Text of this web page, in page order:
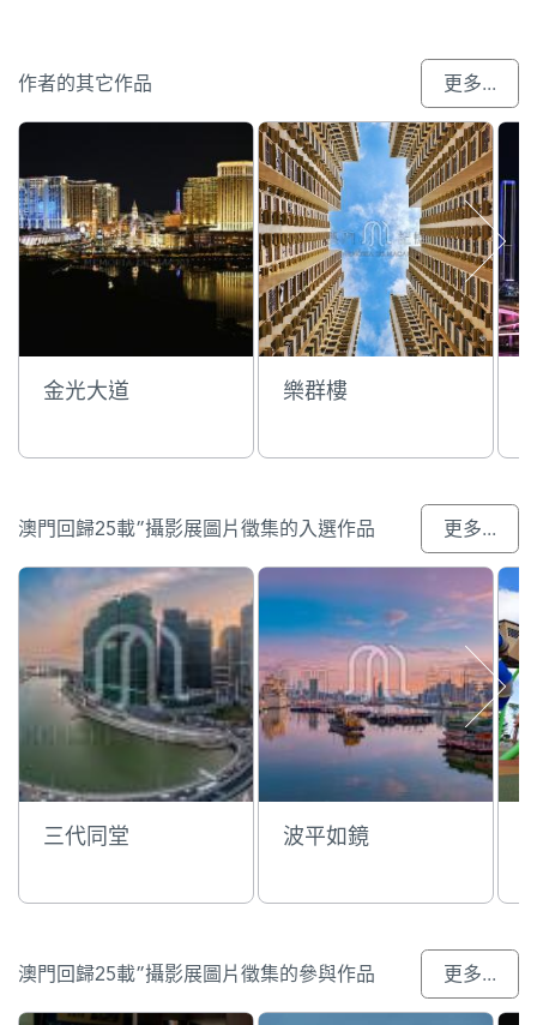
作者的其它作品 更多...
金光大道 樂群樓
澳門回歸25載”攝影展圖片徵集的入選作品 更多...
三代同堂 波平如鏡
澳門回歸25載”攝影展圖片徵集的參與作品 更多...